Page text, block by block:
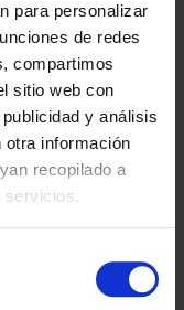
para personalizar
de redes
compartimos
sitio web con
y análisis
otra información
recopilado a
servicios.